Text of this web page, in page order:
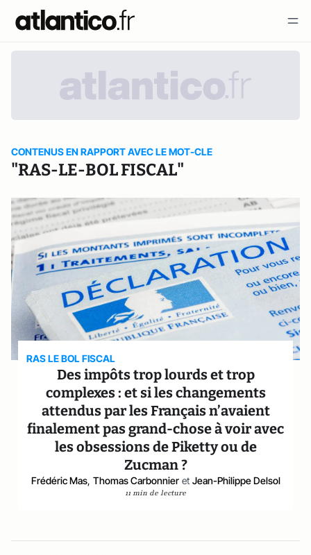
CONTENUS EN RAPPORT AVEC LE MOT-CLE
"RAS-LE-BOL FISCAL"
RAS LE BOL FISCAL
Des impôts trop lourds et trop
complexes : et si les changements
attendus par les Français n’avaient
finalement pas grand-chose à voir avec
les obsessions de Piketty ou de
Zucman ?
Frédéric Mas, Thomas Carbonnier et Jean-Philippe Delsol
11 min de lecture